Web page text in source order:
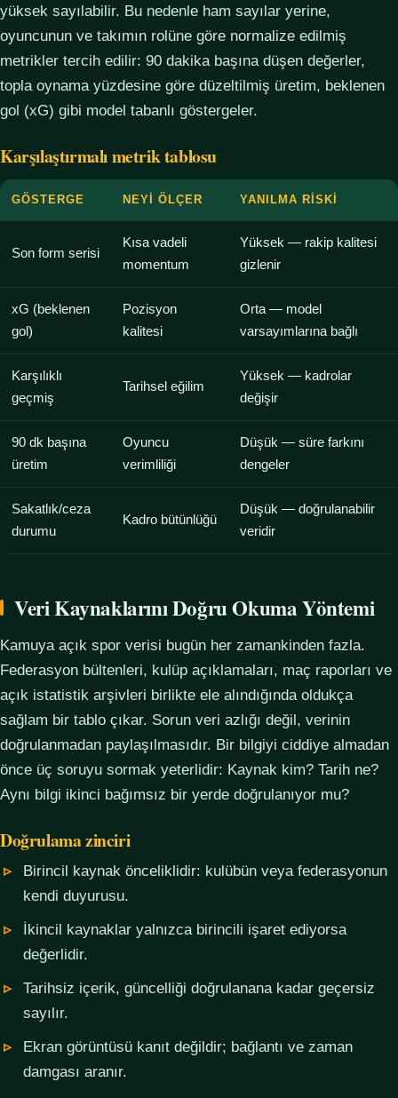
yüksek sayılabilir. Bu nedenle ham sayılar yerine,
oyuncunun ve takımın rolüne göre normalize edilmiş
metrikler tercih edilir: 90 dakika başına düşen değerler,
topla oynama yüzdesine göre düzeltilmiş üretim, beklenen
gol (xG) gibi model tabanlı göstergeler.
Karşılaştırmalı metrik tablosu
GÖSTERGE NEYI ÖLÇER YANILMA RISKI
Son form serisi
Kısa vadeli
momentum
Yüksek — rakip kalitesi
gizlenir
xG (beklenen
gol)
Pozisyon
kalitesi
Orta — model
varsayımlarına bağlı
Karşılıklı
geçmiş
Tarihsel eğilim
Yüksek — kadrolar
değişir
90 dk başına
üretim
Oyuncu
verimliliği
Düşük — süre farkını
dengeler
Sakatlık/ceza
durumu
Kadro bütünlüğü
Düşük — doğrulanabilir
veridir
Veri Kaynaklarını Doğru Okuma Yöntemi
Kamuya açık spor verisi bugün her zamankinden fazla.
Federasyon bültenleri, kulüp açıklamaları, maç raporları ve
açık istatistik arşivleri birlikte ele alındığında oldukça
sağlam bir tablo çıkar. Sorun veri azlığı değil, verinin
doğrulanmadan paylaşılmasıdır. Bir bilgiyi ciddiye almadan
önce üç soruyu sormak yeterlidir: Kaynak kim? Tarih ne?
Aynı bilgi ikinci bağımsız bir yerde doğrulanıyor mu?
Doğrulama zinciri
Birincil kaynak önceliklidir: kulübün veya federasyonun
kendi duyurusu.
İkincil kaynaklar yalnızca birincili işaret ediyorsa
değerlidir.
Tarihsiz içerik, güncelliği doğrulanana kadar geçersiz
sayılır.
Ekran görüntüsü kanıt değildir; bağlantı ve zaman
damgası aranır.